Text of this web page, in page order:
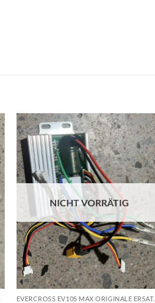
Auf die
Wunschliste
NICHT VORRÄTIG
EVERCROSS EV10S MAX ORIGINALE ERSATZTEILE - REPARATUR - VERKAUF